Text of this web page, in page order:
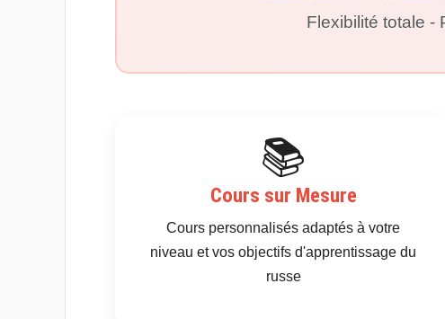
Flexibilité totale -
📚
Cours sur Mesure
Cours personnalisés adaptés à votre
niveau et vos objectifs d'apprentissage du
russe